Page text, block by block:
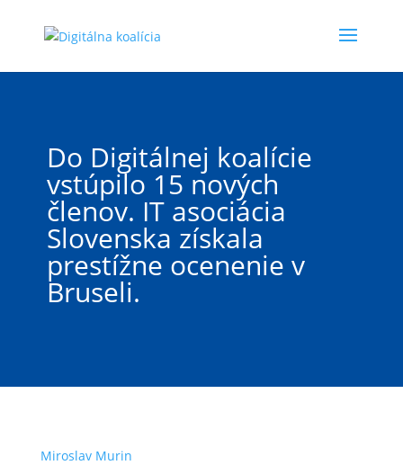
Do Digitálnej koalície
vstúpilo 15 nových
členov. IT asociácia
Slovenska získala
prestížne ocenenie v
Bruseli.
Miroslav Murin